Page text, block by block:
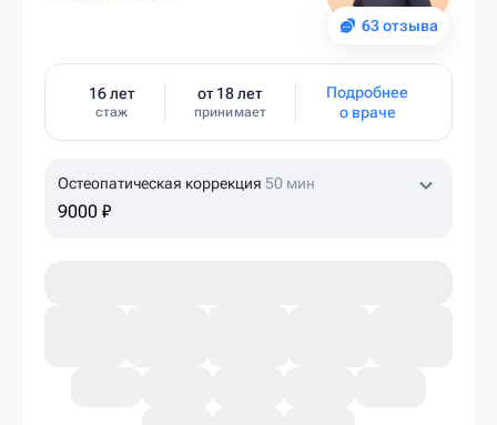
63 отзыва
16 лет
стаж
от 18 лет
принимает
Подробнее
о враче
Остеопатическая коррекция 50 мин
9000 ₽